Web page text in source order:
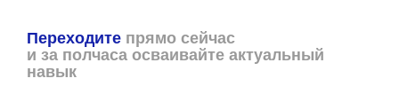
Переходите прямо сейчас
и за полчаса осваивайте актуальный
навык